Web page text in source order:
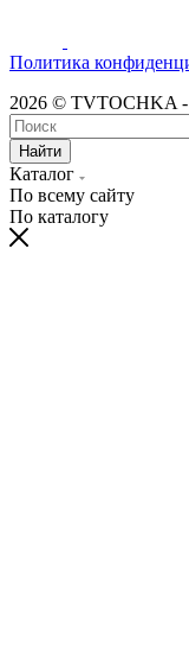
Политика
2026 © TVTOCHKA -
Найти
Каталог
По всему сайту
По каталогу